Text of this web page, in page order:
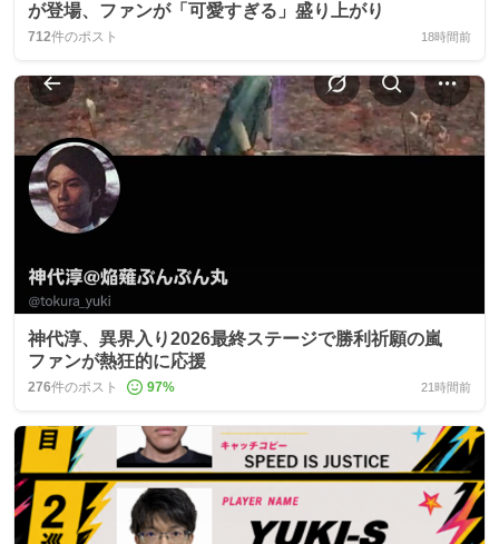
が登場、ファンが「可愛すぎる」盛り上がり
712件のポスト 18時間前
神代淳、異界入り2026最終ステージで勝利祈願の嵐
ファンが熱狂的に応援
276件のポスト 97% 21時間前